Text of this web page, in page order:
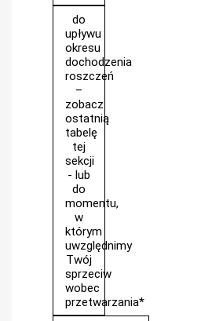
do
upływu
okresu
dochodzenia
roszczeń
–
zobacz
ostatnią
tabelę
tej
sekcji
- lub
do
momentu,
w
którym
uwzględnimy
Twój
sprzeciw
wobec
przetwarzania*